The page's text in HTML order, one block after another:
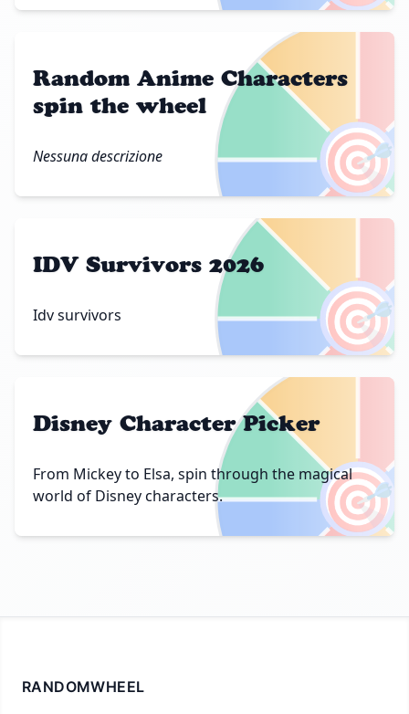
🎯
Random Anime Characters
spin the wheel
Nessuna descrizione
🎯
IDV Survivors 2026
Idv survivors
🎯
Disney Character Picker
From Mickey to Elsa, spin through the magical
world of Disney characters.
RANDOMWHEEL